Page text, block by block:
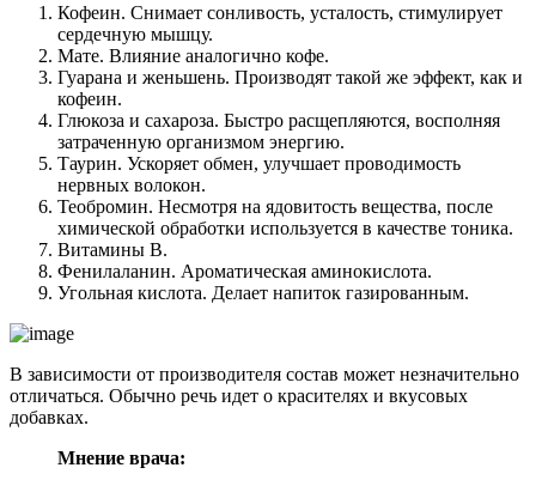
Кофеин. Снимает сонливость, усталость, стимулирует
сердечную мышцу.
Мате. Влияние аналогично кофе.
Гуарана и женьшень. Производят такой же эффект, как и
кофеин.
Глюкоза и сахароза. Быстро расщепляются, восполняя
затраченную организмом энергию.
Таурин. Ускоряет обмен, улучшает проводимость
нервных волокон.
Теобромин. Несмотря на ядовитость вещества, после
химической обработки используется в качестве тоника.
Витамины В.
Фенилаланин. Ароматическая аминокислота.
Угольная кислота. Делает напиток газированным.
В зависимости от производителя состав может незначительно
отличаться. Обычно речь идет о красителях и вкусовых
добавках.
Мнение врача: